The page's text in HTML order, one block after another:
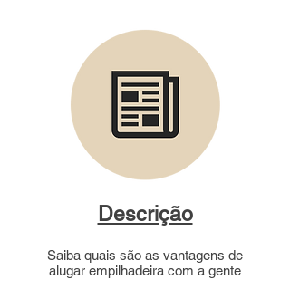
Descrição
Saiba quais são as vantagens de
alugar empilhadeira com a gente